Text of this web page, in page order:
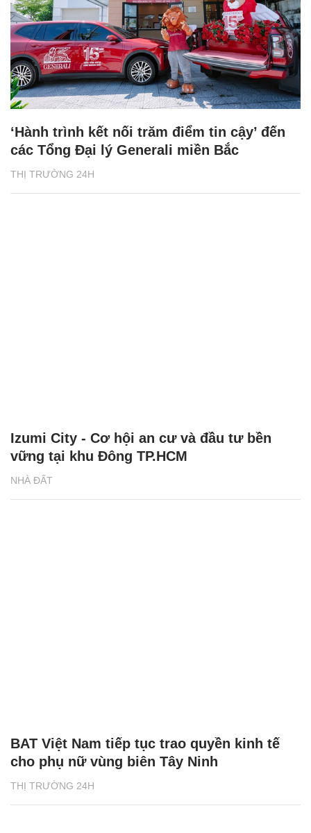
THỊ TRƯỜNG 24H
‘Hành trình kết nối trăm điểm tin cậy’ đến
các Tổng Đại lý Generali miền Bắc
NHÀ ĐẤT
Izumi City - Cơ hội an cư và đầu tư bền
vững tại khu Đông TP.HCM
THỊ TRƯỜNG 24H
BAT Việt Nam tiếp tục trao quyền kinh tế
cho phụ nữ vùng biên Tây Ninh